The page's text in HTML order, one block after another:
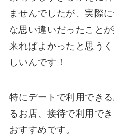
ませんでしたが、実際
な思い違いだったこと
来ればよかったと思う
しいんです！
特にデートで利用でき
るお店、接待で利用で
おすすめです。